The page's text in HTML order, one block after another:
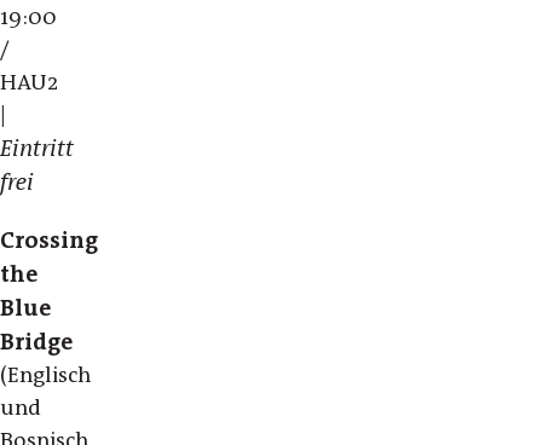
19:00
/
HAU2
|
Eintritt
frei
Crossing
the
Blue
Bridge
(Englisch
und